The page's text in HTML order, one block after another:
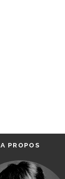
A PROPOS